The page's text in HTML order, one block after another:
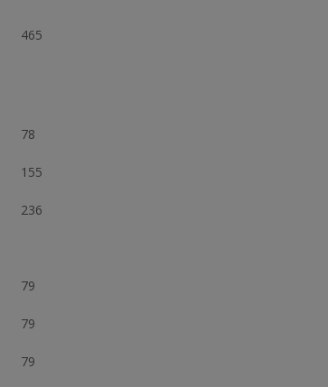
465
78
155
236
79
79
79